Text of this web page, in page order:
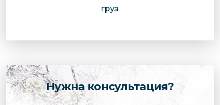
груз
Нужна консультация?